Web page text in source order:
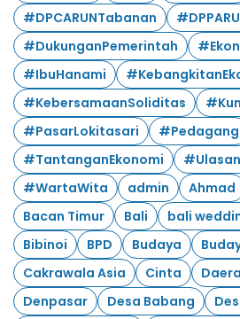
#DPCARUNTabanan
#DukunganPemerintah
#IbuHanami
#KebersamaanSoliditas
#PasarLokitasari
#Pedagang
#TantanganEkonomi
#WartaWita
admin Ahmad
Bacan Timur
Bali bali
Bibinoi
BPD Budaya
Cakrawala Asia
Cinta
Denpasar
Desa Babang